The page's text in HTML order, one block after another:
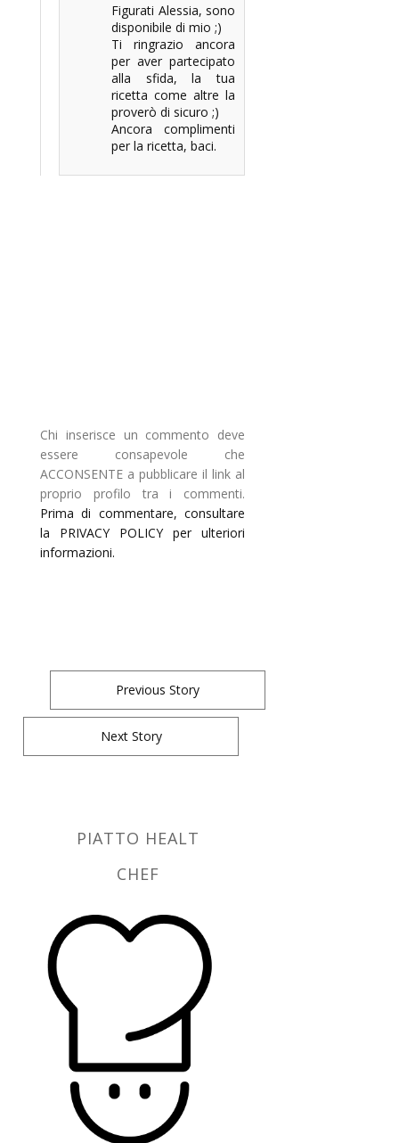
Figurati Alessia, sono
disponibile di mio ;)
Ti ringrazio ancora
per aver partecipato
alla sfida, la tua
ricetta come altre la
proverò di sicuro ;)
Ancora complimenti
per la ricetta, baci.
Chi inserisce un commento deve
essere consapevole che
ACCONSENTE a pubblicare il link al
proprio profilo tra i commenti.
Prima di commentare, consultare
la PRIVACY POLICY per ulteriori
informazioni.
Previous Story
Next Story
PIATTO HEALT
CHEF